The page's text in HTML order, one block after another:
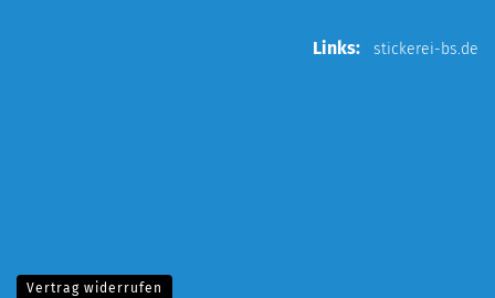
Links: stickerei-bs.de
Vertrag widerrufen